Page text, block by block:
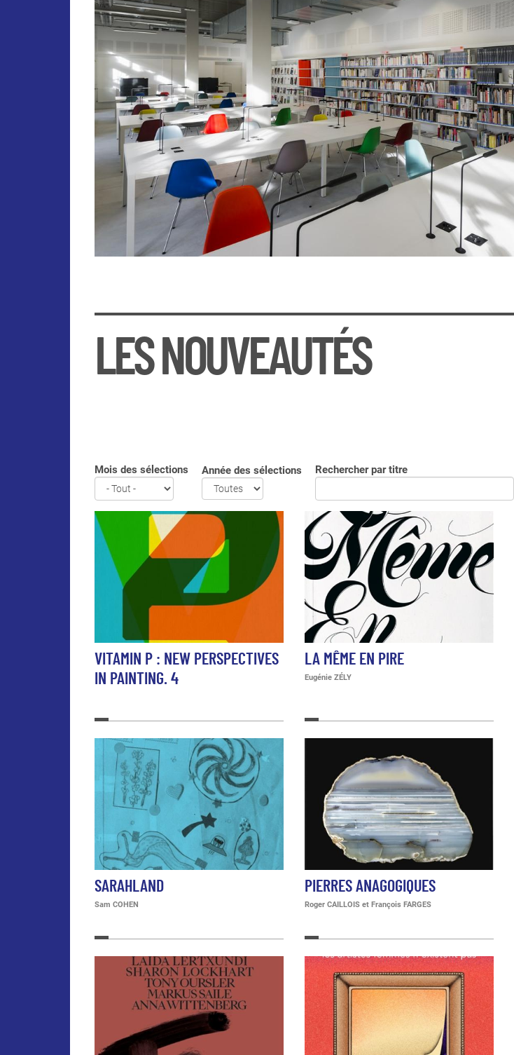
LES NOUVEAUTÉS
Mois des sélections Année des sélections Rechercher par titre
VITAMIN P : NEW PERSPECTIVES
IN PAINTING. 4
LA MÊME EN PIRE
Eugénie ZÉLY
SARAHLAND
Sam COHEN
PIERRES ANAGOGIQUES
Roger CAILLOIS et François FARGES